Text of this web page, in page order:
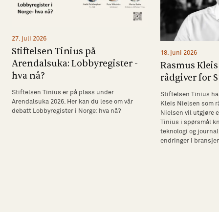
27. juli 2026
Stiftelsen Tinius på
Arendalsuka: Lobbyregister -
hva nå?
Stiftelsen Tinius er på plass under
Arendalsuka 2026. Her kan du lese om vår
debatt Lobbyregister i Norge: hva nå?
18. juni 2026
Rasmus
rådgiver for
Stiftelsen Tinius
Kleis Nielsen som
Nielsen vil utgjøre
Tinius i spørsmål
teknologi og
endringer i